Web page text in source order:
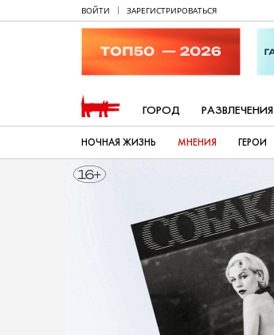
ВОЙТИ ЗАРЕГИСТРИРОВАТЬСЯ
ГОРОД РАЗВЛЕЧЕНИЯ
НОЧНАЯ ЖИЗНЬ МНЕНИЯ ГЕРОИ